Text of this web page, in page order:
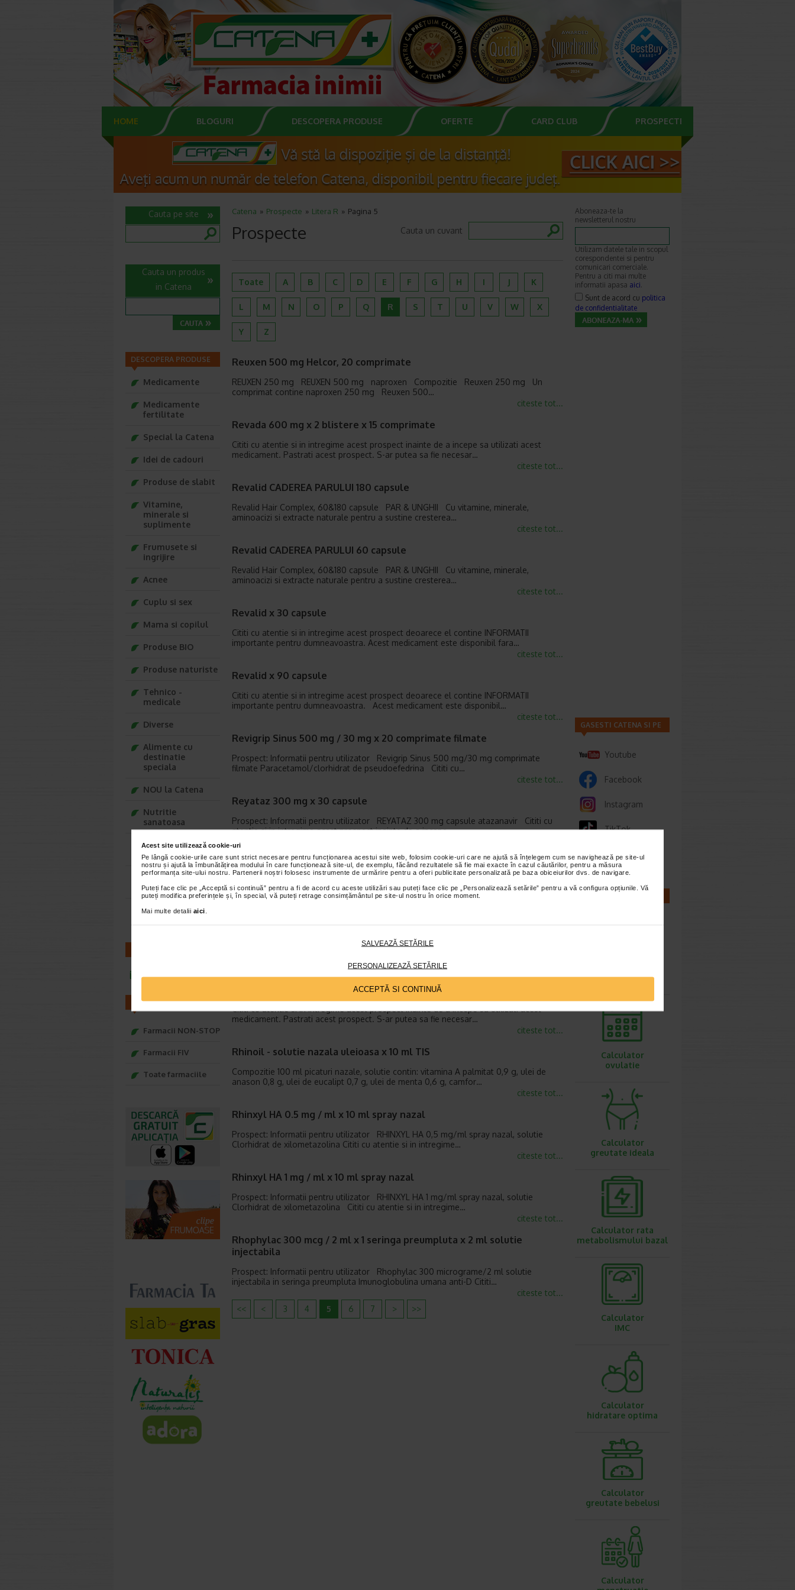
Acest site utilizează cookie-uri
Pe lângă cookie-urile care sunt strict necesare pentru funcționarea acestui site web, folosim cookie-uri care ne ajută să înțelegem cum se navighează pe site-ul
nostru și ajută la îmbunătățirea modului în care funcționează site-ul, de exemplu, făcând rezultatele să fie mai exacte în cazul căutărilor, pentru a măsura
performanța site-ului nostru. Partenerii noștri folosesc instrumente de urmărire pentru a oferi publicitate personalizată pe baza obiceiurilor dvs. de navigare.
Puteți face clic pe „Acceptă si continuă” pentru a fi de acord cu aceste utilizări sau puteți face clic pe „Personalizează setările” pentru a vă configura opțiunile. Vă
puteți modifica preferințele și, în special, vă puteți retrage consimțământul pe site-ul nostru în orice moment.
Mai multe detalii aici
SALVEAZĂ SETĂRILE
PERSONALIZEAZĂ SETĂRILE
ACCEPTĂ SI CONTINUĂ
HOME BLOGURI DESCOPERA PRODUSE OFERTE CARD CLUB PROSPECTE
Catena Prospecte Litera R Pagina 5
Prospecte Cauta un cuvant
Toate A B C D E F G H I J K
L M N O P Q R S T U V W X
Y Z
Reuxen 500 mg Helcor, 20 comprimate
REUXEN 250 mg REUXEN 500 mg naproxen Compozitie Reuxen 250 mg Un
comprimat contine naproxen 250 mg Reuxen 500…
citeste tot...
Revada 600 mg x 2 blistere x 15 comprimate
Cititi cu atentie si in intregime acest prospect inainte de a incepe sa utilizati acest
medicament. Pastrati acest prospect. S-ar putea sa fie necesar…
citeste tot...
Revalid CADEREA PARULUI 180 capsule
Revalid Hair Complex, 60&180 capsule PAR & UNGHII Cu vitamine, minerale,
aminoacizi si extracte naturale pentru a sustine cresterea…
citeste tot...
Revalid CADEREA PARULUI 60 capsule
Revalid Hair Complex, 60&180 capsule PAR & UNGHII Cu vitamine, minerale,
aminoacizi si extracte naturale pentru a sustine cresterea…
citeste tot...
Revalid x 30 capsule
Cititi cu atentie si in intregime acest prospect deoarece el contine INFORMATII
importante pentru dumneavoastra. Acest medicament este disponibil fara…
citeste tot...
Revalid x 90 capsule
Cititi cu atentie si in intregime acest prospect deoarece el contine INFORMATII
importante pentru dumneavoastra. Acest medicament este disponibil…
citeste tot...
Revigrip Sinus 500 mg / 30 mg x 20 comprimate filmate
Prospect: Informatii pentru utilizator Revigrip Sinus 500 mg/30 mg comprimate
filmate Paracetamol/clorhidrat de pseudoefedrina Cititi cu…
citeste tot...
Reyataz 300 mg x 30 capsule
Prospect: Informatii pentru utilizator REYATAZ 300 mg capsule atazanavir Cititi cu
atentie si in intregime acest prospect inainte de a incepe…
Rhinathiol sirop 2% x 125 ml
Prospect: Informatii pentru utilizator Rhinathiol 100 mg/5 ml pentru copii sirop
carbocisteina Cititi cu atentie si in intregime acest prospect inainte…
Acest medicament este disponibil fara prescriptie medicala. Cu toate acestea, este
Rhinocort aqua suspensie nazala 32 mcg / doza x 120 doze
Cititi cu atentie si in intregime acest prospect inainte de a incepe sa utilizati acest
medicament. Pastrati acest prospect. S-ar putea sa fie necesar…
citeste tot...
Rhinoil - solutie nazala uleioasa x 10 ml TIS
Compozitie 100 ml picaturi nazale, solutie contin: vitamina A palmitat 0,9 g, ulei de
anason 0,8 g, ulei de eucalipt 0,7 g, ulei de menta 0,6 g, camfor…
citeste tot...
Rhinxyl HA 0.5 mg / ml x 10 ml spray nazal
Prospect: Informatii pentru utilizator RHINXYL HA 0,5 mg/ml spray nazal, solutie
Clorhidrat de xilometazolina Cititi cu atentie si in intregime…
citeste tot...
Rhinxyl HA 1 mg / ml x 10 ml spray nazal
Prospect: Informatii pentru utilizator RHINXYL HA 1 mg/ml spray nazal, solutie
Clorhidrat de xilometazolina Cititi cu atentie si in intregime…
citeste tot...
Rhophylac 300 mcg / 2 ml x 1 seringa preumpluta x 2 ml solutie
injectabila
Prospect: Informatii pentru utilizator Rhophylac 300 micrograme/2 ml solutie
injectabila in seringa preumpluta Imunoglobulina umana anti-D Cititi…
citeste tot...
<<
< 3 4 5 6 7 > >>
Cauta pe site
Cauta un produs
in Catena
DESCOPERA PRODUSE
Medicamente
Medicamente
fertilitate
Special la Catena
Idei de cadouri
Produse de slabit
Vitamine,
minerale si
suplimente
Frumusete si
ingrijire
Acnee
Cuplu si sex
Mama si copilul
Produse BIO
Produse naturiste
Tehnico -
medicale
Diverse
Alimente cu
destinatie
speciala
NOU la Catena
Nutritie
sanatoasa
Ce Oftapic ti se
potriveste
Adora – Adorabili
din prima clipa
Seturi cadou
infoline@catena.ro
FARMACII
Farmacii NON-STOP
Farmacii FIV
Toate farmaciile
Aboneaza-te la
newsletterul nostru
Utilizam datele tale in scopul
corespondentei si pentru
comunicari comerciale.
Pentru a citi mai multe
informatii apasa aici.
Sunt de acord cu politica
de confidentialitate
GASESTI CATENA SI PE
Youtube
Facebook
Instagram
TikTok
Whatsapp
sarcina
Calculator
ovulatie
Calculator
greutate ideala
Calculator rata
metabolismului bazal
Calculator
IMC
Calculator
hidratare optima
Calculator
greutate bebelusi
Calculator